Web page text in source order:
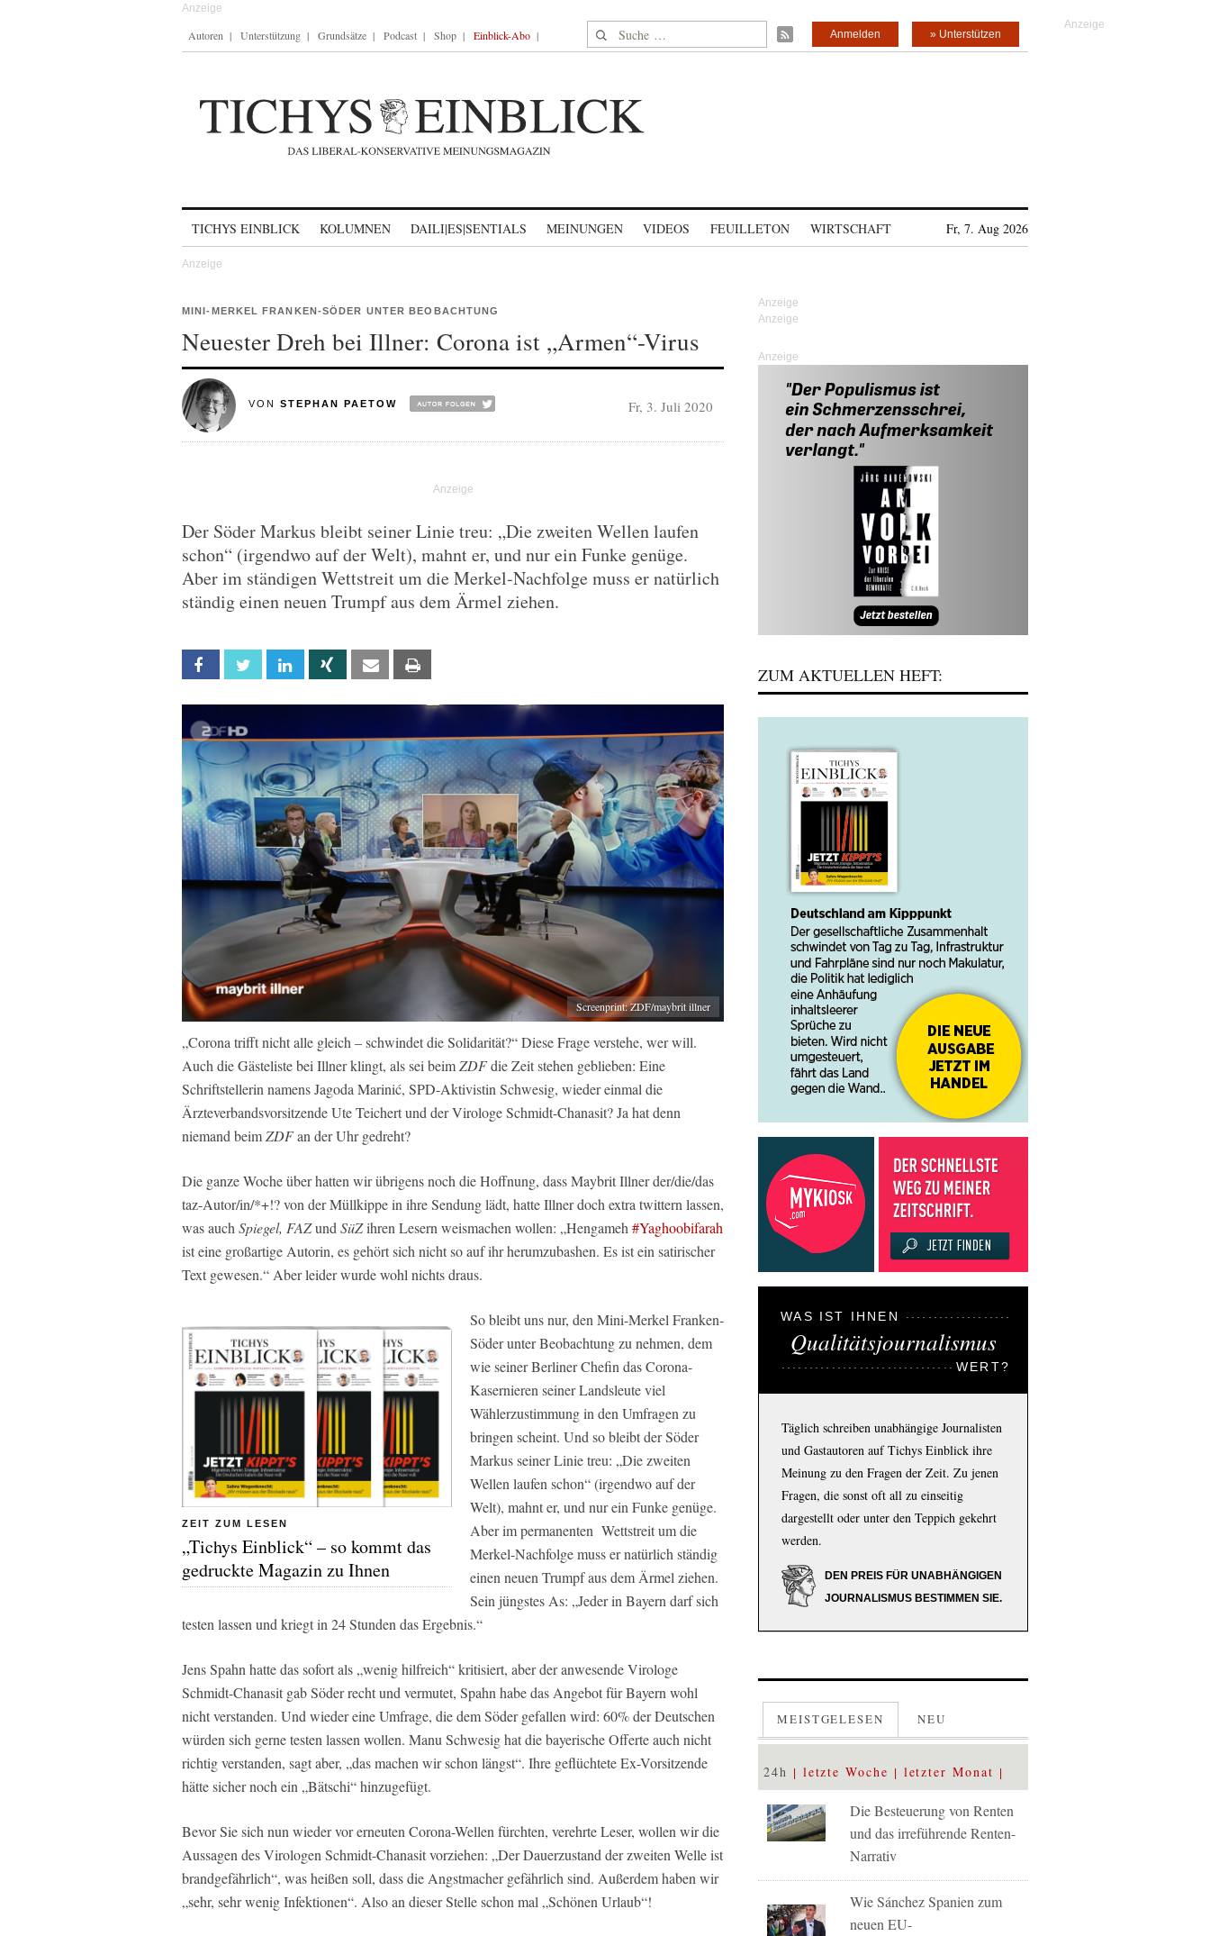
Autoren Unterstützung Grundsätze Podcast Shop Einblick-Abo Suche nach: » Unterstützen
Anmelden
TICHYS EINBLICK KOLUMNEN DAILI|ES|SENTIALS MEINUNGEN VIDEOS FEUILLETON WIRTSCHAFT Fr, 7. Aug 2026
MINI-MERKEL FRANKEN-SÖDER UNTER BEOBACHTUNG
Neuester Dreh bei Illner: Corona ist „Armen“-Virus
VON STEPHAN PAETOW Fr, 3. Juli 2020
Der Söder Markus bleibt seiner Linie treu: „Die zweiten Wellen laufen
schon“ (irgendwo auf der Welt), mahnt er, und nur ein Funke genüge.
Aber im ständigen Wettstreit um die Merkel-Nachfolge muss er natürlich
ständig einen neuen Trumpf aus dem Ärmel ziehen.
Facebook Twitter Linkedin Xing Email
Screenprint: ZDF/maybrit illner
„Corona trifft nicht alle gleich – schwindet die Solidarität?“ Diese Frage verstehe, wer will.
Auch die Gästeliste bei Illner klingt, als sei beimZDFdie Zeit stehen geblieben: Eine
Schriftstellerin namens Jagoda Marinić, SPD-Aktivistin Schwesig, wieder einmal die
Ärzteverbandsvorsitzende Ute Teichert und der Virologe Schmidt-Chanasit? Ja hat denn
niemand beimZDFan der Uhr gedreht?
Die ganze Woche über hatten wir übrigens noch die Hoffnung, dass Maybrit Illner der/die/das
taz-Autor/in/*+!? von der Müllkippe in ihre Sendung lädt, hatte Illner doch extra twittern lassen,
was auchSpiegel, FAZundSüZihren Lesern weismachen wollen: „Hengameh#Yaghoobifarah
ist eine großartige Autorin, es gehört sich nicht so auf ihr herumzubashen. Es ist ein satirischer
Text gewesen.“ Aber leider wurde wohl nichts draus.
ZEIT ZUM LESEN
„Tichys Einblick“ – so kommt das
gedruckte Magazin zu Ihnen
So bleibt uns nur, den Mini-Merkel Franken-
Söder unter Beobachtung zu nehmen, dem
wie seiner Berliner Chefin das Corona-
Kasernieren seiner Landsleute viel
Wählerzustimmung in den Umfragen zu
bringen scheint. Und so bleibt der Söder
Markus seiner Linie treu: „Die zweiten
Wellen laufen schon“ (irgendwo auf der
Welt), mahnt er, und nur ein Funke genüge.
Aber im permanenten Wettstreit um die
Merkel-Nachfolge muss er natürlich ständig
einen neuen Trumpf aus dem Ärmel ziehen.
Sein jüngstes As: „Jeder in Bayern darf sich
testen lassen und kriegt in 24 Stunden das Ergebnis.“
Jens Spahn hatte das sofort als „wenig hilfreich“ kritisiert, aber der anwesende Virologe
Schmidt-Chanasit gab Söder recht und vermutet, Spahn habe das Angebot für Bayern wohl
nicht verstanden. Und wieder eine Umfrage, die dem Söder gefallen wird: 60% der Deutschen
würden sich gerne testen lassen wollen. Manu Schwesig hat die bayerische Offerte auch nicht
richtig verstanden, sagt aber, „das machen wir schon längst“. Ihre geflüchtete Ex-Vorsitzende
hätte sicher noch ein „Bätschi“ hinzugefügt.
Bevor Sie sich nun wieder vor erneuten Corona-Wellen fürchten, verehrte Leser, wollen wir die
Aussagen des Virologen Schmidt-Chanasit vorziehen: „Der Dauerzustand der zweiten Welle ist
brandgefährlich“, was heißen soll, dass die Angstmacher gefährlich sind. Außerdem haben wir
„sehr, sehr wenig Infektionen“. Also an dieser Stelle schon mal „Schönen Urlaub“!
Anzeige
ZUM AKTUELLEN HEFT:
WAS IST IHNEN
Qualitätsjournalismus
WERT?
Täglich schreiben unabhängige Journalisten
und Gastautoren auf Tichys Einblick ihre
Meinung zu den Fragen der Zeit. Zu jenen
Fragen, die sonst oft all zu einseitig
dargestellt oder unter den Teppich gekehrt
werden.
DEN PREIS FÜR UNABHÄNGIGEN
JOURNALISMUS BESTIMMEN SIE.
MEISTGELESEN NEU
24h letzte Woche letzter Monat
Die Besteuerung von Renten
und das irreführende Renten-
Narrativ
Wie Sánchez Spanien zum
neuen EU-